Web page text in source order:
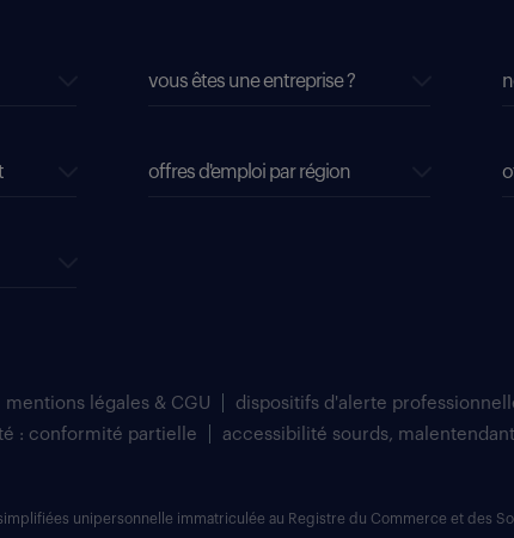
vous êtes une entreprise ?
offres d'emploi par région
mentions légales & CGU dispositifs d'alerte
: conformité partielle
accessibilité sourds,
unipersonnelle immatriculée au Registre du Commerce et des